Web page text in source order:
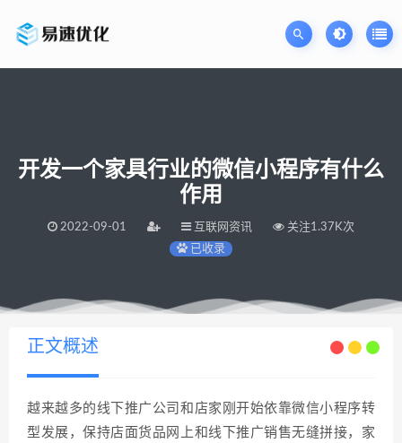
开发一个家具行业的微信小程序有什么
作用
2022-09-01 互联网资讯
关注1.37K次
已收录
当前位置：易速网站优化公司 >开发一个家具行业的微信小程序有什么作用
正文概述
越来越多的线下推广公司和店家刚开始依靠微信小程序转
型发展，保持店面货品网上和线下推广销售无缝拼接，家